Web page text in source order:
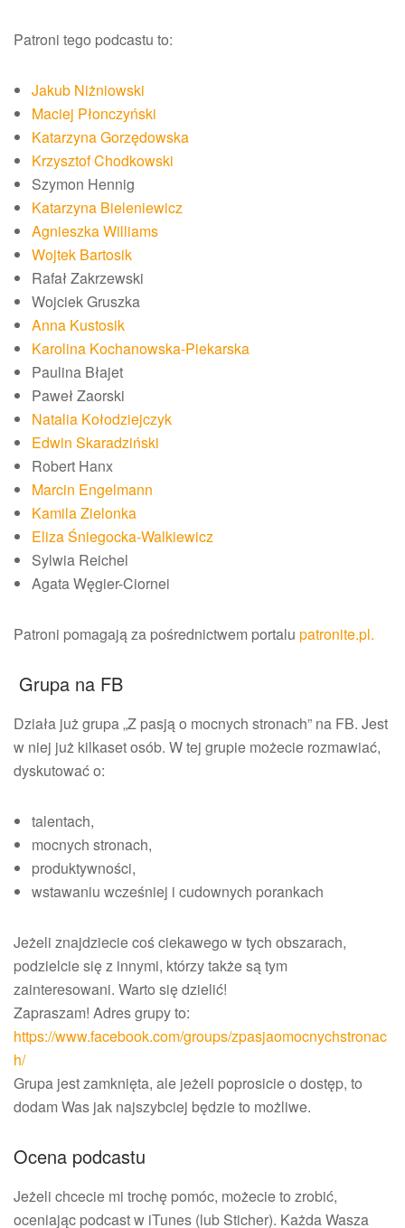
Patroni tego podcastu to:
Jakub Niżniowski
Maciej Płonczyński
Katarzyna Gorzędowska
Krzysztof Chodkowski
Szymon Hennig
Katarzyna Bieleniewicz
Agnieszka Williams
Wojtek Bartosik
Rafał Zakrzewski
Wojciek Gruszka
Anna Kustosik
Karolina Kochanowska-Piekarska
Paulina Błajet
Paweł Zaorski
Natalia Kołodziejczyk
Edwin Skaradziński
Robert Hanx
Marcin Engelmann
Kamila Zielonka
Eliza Śniegocka-Walkiewicz
Sylwia Reichel
Agata Węgier-Ciornei
Patroni pomagają za pośrednictwem portalu patronite.pl.
Grupa na FB
Działa już grupa „Z pasją o mocnych stronach” na FB. Jest
w niej już kilkaset osób. W tej grupie możecie rozmawiać,
dyskutować o:
talentach,
mocnych stronach,
produktywności,
wstawaniu wcześniej i cudownych porankach
Jeżeli znajdziecie coś ciekawego w tych obszarach,
podzielcie się z innymi, którzy także są tym
zainteresowani. Warto się dzielić!
Zapraszam! Adres grupy to:
https://www.facebook.com/groups/zpasjaomocnychstronac
h/
Grupa jest zamknięta, ale jeżeli poprosicie o dostęp, to
dodam Was jak najszybciej będzie to możliwe.
Ocena podcastu
Jeżeli chcecie mi trochę pomóc, możecie to zrobić,
oceniając podcast w iTunes (lub Sticher). Każda Wasza